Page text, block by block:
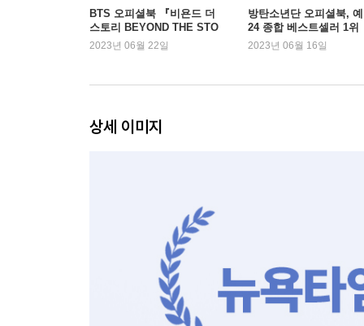
- 《WINGS》 - 《YOU NEVER WALK ALONE》
|
- 《LOVE YOURSELF 承 ‘Her’》 - 《LOVE
우리 팀 | I’m Fine | 나의, 당신의, 모두의 아이돌 |
CHAPTER 6 / 방탄소년단의 세계 THE WORLD
- 《MAP OF THE SOUL : PERSONA》 - 《MAP
BTS 오피셜북 『비욘드 더
스토리 BEYOND THE STO
RY』 종합 1위
2023년 06월 22일
방탄소년단 오피셜북,
24 종합 베스트셀러 1위
2023년 06월 16일
상세 이미지